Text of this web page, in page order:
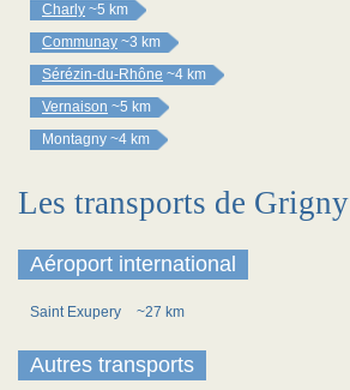
Charly ~5 km
Communay ~3 km
Sérézin-du-Rhône ~4 km
Vernaison ~5 km
Montagny ~4 km
Les transports de Grigny
Aéroport international
Saint Exupery ~27 km
Autres transports